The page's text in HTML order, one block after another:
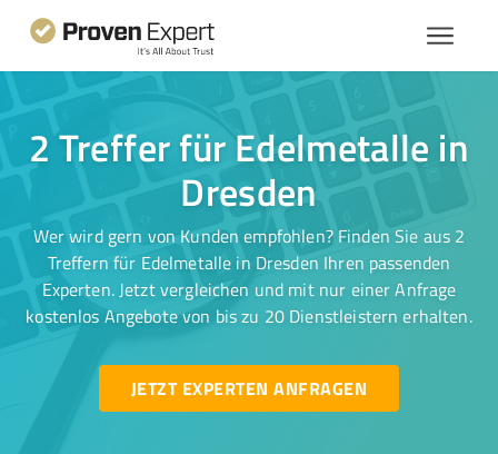
2 Treffer für Edelmetalle in
Dresden
Wer wird gern von Kunden empfohlen? Finden Sie aus 2
Treffern für Edelmetalle in Dresden Ihren passenden
Experten. Jetzt vergleichen und mit nur einer Anfrage
kostenlos Angebote von bis zu 20 Dienstleistern erhalten.
JETZT EXPERTEN ANFRAGEN